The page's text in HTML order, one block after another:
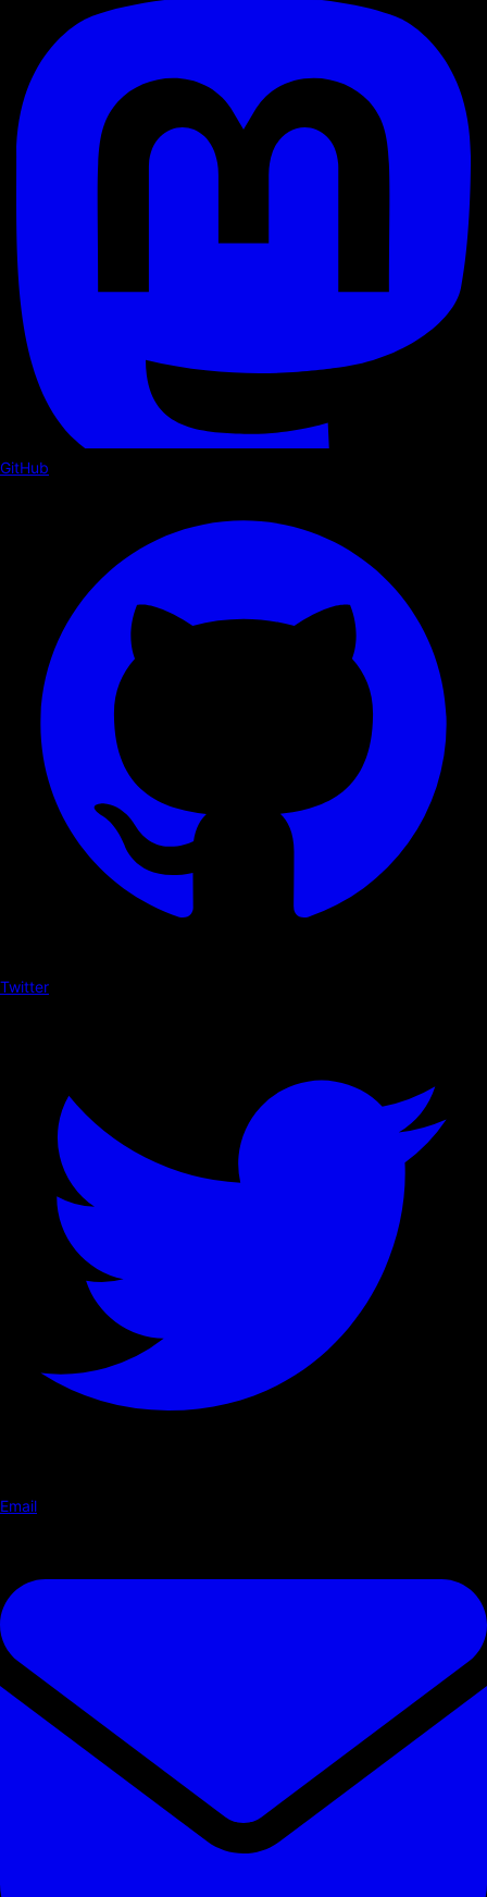
GitHub
Twitter
Email